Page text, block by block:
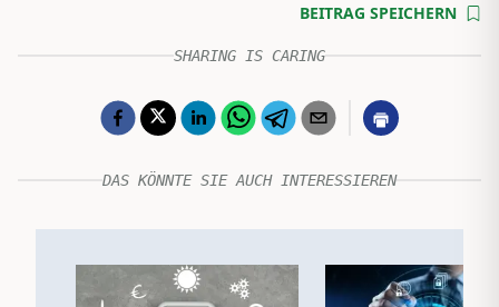
BEITRAG SPEICHERN
SHARING IS CARING
DAS KÖNNTE SIE AUCH INTERESSIEREN